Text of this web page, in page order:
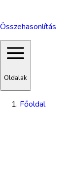
Összehasonlítás
Oldalak
Főoldal